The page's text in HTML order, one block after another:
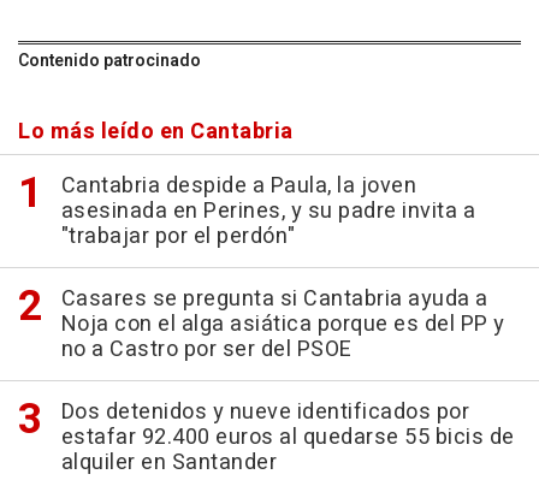
Contenido patrocinado
Lo más leído en Cantabria
Cantabria despide a Paula, la joven
asesinada en Perines, y su padre invita a
"trabajar por el perdón"
Casares se pregunta si Cantabria ayuda a
Noja con el alga asiática porque es del PP y
no a Castro por ser del PSOE
Dos detenidos y nueve identificados por
estafar 92.400 euros al quedarse 55 bicis de
alquiler en Santander